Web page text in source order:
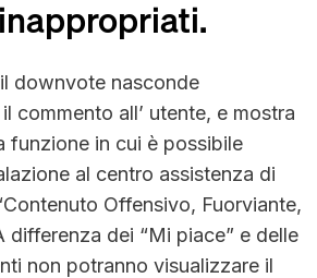
downvote nasconde
commento all’ utente, e mostra
funzione in cui è possibile
al centro assistenza di
Offensivo, Fuorviante,
differenza dei “Mi piace” e delle
non potranno visualizzare il